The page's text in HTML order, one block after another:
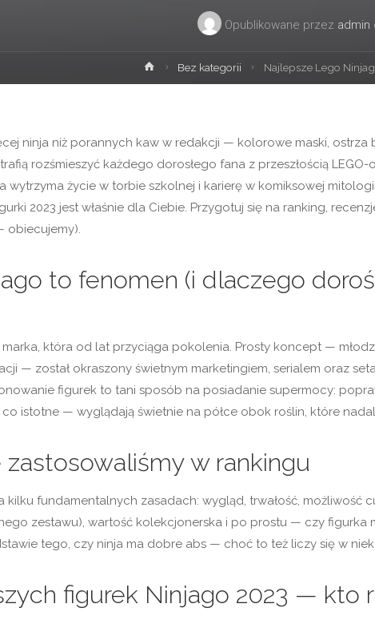
Opublikowane przez admin
Strona
główna
Bez kategorii Najlepsze Lego
ninja niż porannych kaw w redakcji — kolorowe maski, ostrza
rozśmieszyć każdego dorosłego fana z przeszłością LEGO-
wytrzyma życie w torbie szkolnej i karierę w komiksowej
2023 jest właśnie dla Ciebie. Przygotuj się na ranking,
obiecujemy).
to fenomen (i dlaczego
marka, która od lat przyciąga pokolenia. Prosty koncept —
— został okraszony świetnym marketingiem, serialem oraz
figurek to tani sposób na posiadanie supermocy:
istotne — wyglądają świetnie na półce obok roślin, które nadal
zastosowaliśmy w rankingu
kilku fundamentalnych zasadach: wygląd, trwałość, możliwość
zestawu), wartość kolekcjonerska i po prostu — czy figurka
tego, czy ninja ma dobre abs — choć to też liczy się w
figurek Ninjago 2023 — kto